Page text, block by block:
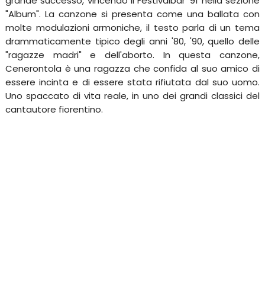
"Album". La canzone si presenta come una ballata con
molte modulazioni armoniche, il testo parla di un tema
drammaticamente tipico degli anni '80, '90, quello delle
"ragazze madri" e dell'aborto. In questa canzone,
Cenerontola è una ragazza che confida al suo amico di
essere incinta e di essere stata rifiutata dal suo uomo.
Uno spaccato di vita reale, in uno dei grandi classici del
cantautore fiorentino.